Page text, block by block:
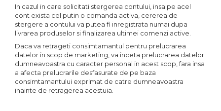
In cazul in care solicitati stergerea contului, insa pe acel
cont exista cel putin o comanda activa, cererea de
stergere a contului va putea fi inregistrata numai dupa
livrarea produselor si finalizarea ultimei comenzi active.
Daca va retrageti consimtamantul pentru prelucrarea
datelor in scop de marketing, va inceta prelucrarea datelor
dumneavoastra cu caracter personal in acest scop, fara insa
a afecta prelucrarile desfasurate de pe baza
consimtamantului exprimat de catre dumneavoastra
inainte de retragerea acestuia.